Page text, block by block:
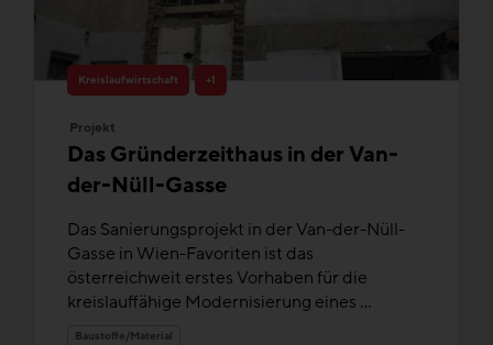
Kreislaufwirtschaft +1
Projekt
Das Gründerzeithaus in der Van-
der-Nüll-Gasse
Das Sanierungsprojekt in der Van-der-Nüll-
Gasse in Wien-Favoriten ist das
österreichweit erstes Vorhaben für die
kreislauffähige Modernisierung eines ...
Baustoffe/Material